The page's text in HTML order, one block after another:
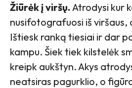
Žiūrėk į viršų. Atrodysi kur
nusifotografuosi iš viršaus,
Ištiesk ranką tiesiai ir dar
kampu. Šiek tiek kilstelėk
kreipk aukštyn. Akys
neatsiras pagurklio, o